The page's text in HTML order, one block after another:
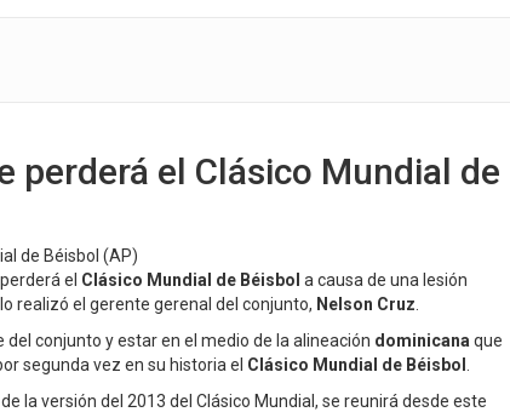
perderá el Clásico Mundial de
de Béisbol (AP)
perderá el Clásico Mundial de Béisbol a causa de una lesión
realizó el gerente gerenal del conjunto, Nelson Cruz
conjunto y estar en el medio de la alineación dominicana que
segunda vez en su historia el Clásico Mundial de Béisbol
la versión del 2013 del Clásico Mundial, se reunirá desde este